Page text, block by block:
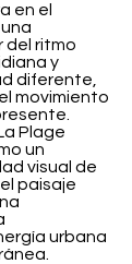
en el
del ritmo
y
diferente,
movimiento
Plage
un
visual de
paisaje
urbana